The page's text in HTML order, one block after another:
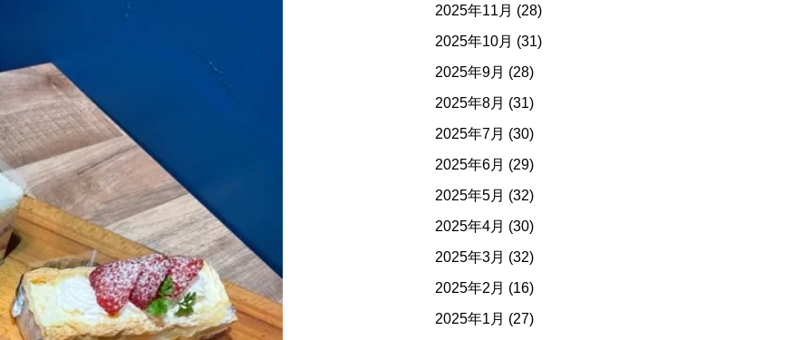
2025年11月 (28)
2025年10月 (31)
2025年9月 (28)
2025年8月 (31)
2025年7月 (30)
2025年6月 (29)
2025年5月 (32)
2025年4月 (30)
2025年3月 (32)
2025年2月 (16)
2025年1月 (27)